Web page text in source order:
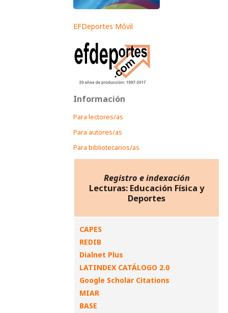
EFDeportes Móvil
Información
Para lectores/as
Para autores/as
Para bibliotecarios/as
Registro e indexación
Lecturas: Educación Física y
Deportes
CAPES
REDIB
Dialnet Plus
LATINDEX CATÁLOGO 2.0
Google Scholar Citations
MIAR
BASE